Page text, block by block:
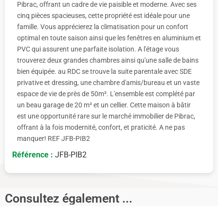
Pibrac, offrant un cadre de vie paisible et moderne. Avec ses
cinq pièces spacieuses, cette propriété est idéale pour une
famille. Vous apprécierez la climatisation pour un confort
optimal en toute saison ainsi que les fenêtres en aluminium et
PVC qui assurent une parfaite isolation. A l'étage vous
trouverez deux grandes chambres ainsi qu'une salle de bains
bien équipée. au RDC se trouve la suite parentale avec SDE
privative et dressing, une chambre d'amis/bureau et un vaste
espace de vie de près de 50m². L'ensemble est complété par
un beau garage de 20 m² et un cellier. Cette maison à bâtir
est une opportunité rare sur le marché immobilier de Pibrac,
offrant à la fois modernité, confort, et praticité. A ne pas
manquer! REF JFB-PIB2
Référence : JFB-PIB2
Consultez également ...